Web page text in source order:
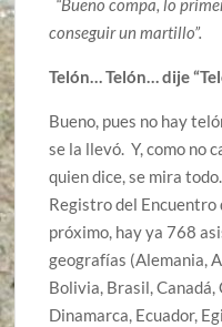
conseguir un martillo”.
Telón… Telón… dije
Bueno, pues no hay
se la llevó. Y, como no
quien dice, se mira
Registro del Encuentro
próximo, hay ya 768
geografías (Alemania,
Bolivia, Brasil, Canadá,
Dinamarca, Ecuador,